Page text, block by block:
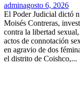
adminagosto 6, 2026
El Poder Judicial dictó
Moisés Contreras,
contra la libertad
actos de connotación
en agravio de dos
el distrito de Coishco,...